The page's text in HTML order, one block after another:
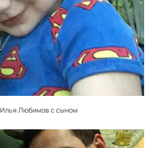
Илья Любимов с сыном